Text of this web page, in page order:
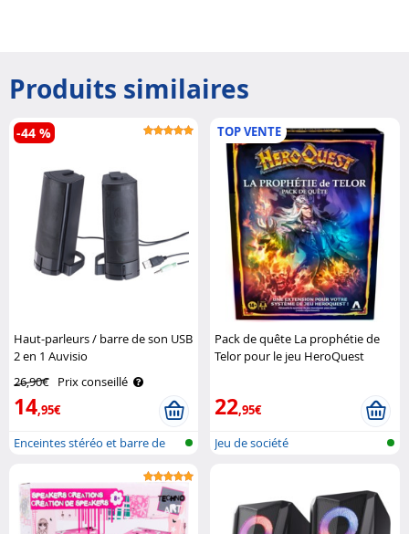
Produits similaires
Haut-parleurs / barre de son USB
2 en 1 Auvisio
26,90€ Prix conseillé
14,95€
-44 %
Enceintes stéréo et barre de
TOP VENTE
Pack de quête La prophétie de
Telor pour le jeu HeroQuest
22,95€
Jeu de société